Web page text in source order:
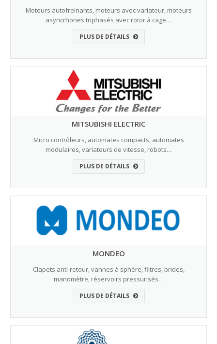
Moteurs autofreinants, moteurs avec variateur, moteurs
asyncrhones triphasés avec rotor à cage…
PLUS DE DÉTAILS
MITSUBISHI ELECTRIC
Micro contrôleurs, automates compacts, automates
modulaires, variateurs de vitesse, robots…
PLUS DE DÉTAILS
MONDEO
Clapets anti-retour, vannes à sphère, filtres, brides,
manomètre, réservoirs pressurisés…
PLUS DE DÉTAILS